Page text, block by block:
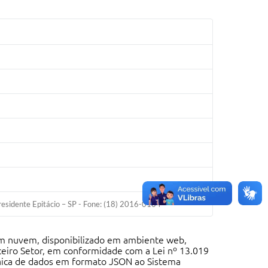
Epitácio – SP - Fone: (18) 2016-0104'
seguro, mediante autenticação individual de usuários, com utilização de credenciais protegidas por mecanismos de criptografia;  Permitir acesso simultâneo por múltiplos usuários, suportando sessões concorrentes adequadas às necessidades operacionais da administração pública contratante;  Possuir gestão de perfis e permissões de acesso, permitindo a parametrização e administração de diferentes níveis de acesso às funcionalidades do sistema, de acordo com as atribuições de cada usuário;  Manter registro de logs de acesso e de operações realizadas, contendo, no mínimo, identificação do usuário, data, hora e descrição da ação executada, garantindo a rastreabilidade e auditoria das atividadesrealizadas no sistema;  Permitir a ativação, desativação, bloqueio de usuários e redefinição de credenciais, conforme as necessidades administrativas da CONTRATANTE;  Disponibilizar Portal da Transparência individualizado para cada entidade do Terceiro Setor, destinado à divulgação das informações relativas à execução das parcerias firmadas com o Município;  Disponibilizar Portal da Transparência destinado à Administração Pública Municipal, para divulgação das informações relativas às parcerias firmadas com entidades do Terceiro Setor;  A infraestrutura tecnológica, hospedagem, armazenamento, manutenção, suporte técnico e segurança da informação dos Portais de Transparência serão de responsabilidade da CONTRATADA.  O Portal da Transparência deverá permitir consulta pública às informações das parcerias celebradas, sem a necessidade de autenticação ou cadastro prévio, com atualização automática das informações;  Permitir a geração e transmissão automática dos arquivos eletrônicos no formato JSON destinados à Fase V do Sistema AUDESP, em conformidade com os layouts, regras de validação e especificações técnicas estabelecidas pelo Tribunal de Contas do Estado de São Paulo;  Disponibilizar recursos de Inteligência Artificial como ferramenta de apoio à análise das prestações de contas e auxílio na elaboração de pareceres técnicos e conclusivos;  Permitir a emissão de relatórios técnicos e gerenciais para acompanhamento da execução das parceiras, análise das prestações de contas e elaboração de pareceres técnicos e parecer conclusivo;  Permitir a emissão de documentos e relatórios em conformidade com as Instruções vigentes do Tribunal de Contas do Estado de São Paulo, observando os modelos, layouts e padrões estabelecidos para prestação de contas;  Permitir a geração e exportação de relatórios, no mínimo, nos formatos XLS, DOC e PDF, assegurando a integridade das informações e a fidelidade dos dados exportados em relação ao conteúdo apresentado no sistema;  Disponibilizar funcionalidade